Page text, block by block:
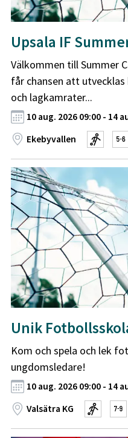
Upsala IF
Välkommen till Summer
får chansen att
och lagkamrater...
10 aug. 2026 09:00 - 14
Ekebyvallen
Unik
Kom och spela och lek
ungdomsledare!
10 aug. 2026 09:00 - 14
Valsätra KG